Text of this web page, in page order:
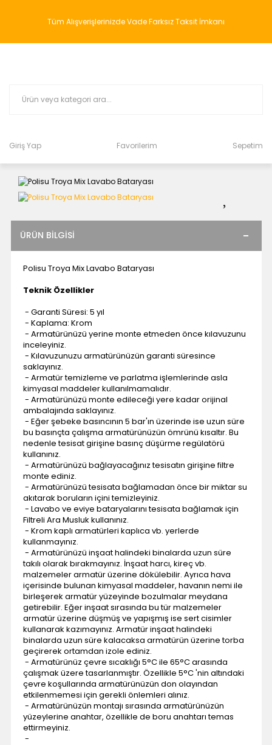
Tüm Alışverişlerinizde Vade Farksız Taksit İmkanı
Giriş Yap Favorilerim Sepetim
ÜRÜN BILGISI
Polisu Troya Mix Lavabo Bataryası
Teknik Özellikler
- Garanti Süresi: 5 yıl
- Kaplama: Krom
- Armatürünüzü yerine monte etmeden önce kılavuzunu
inceleyiniz.
- Kılavuzunuzu armatürünüzün garanti süresince
saklayınız.
- Armatür temizleme ve parlatma işlemlerinde asla
kimyasal maddeler kullanılmamalıdır.
- Armatürünüzü monte edileceği yere kadar orijinal
ambalajında saklayınız.
- Eğer şebeke basıncının 5 bar'ın üzerinde ise uzun süre
bu basınçta çalışma armatürünüzün ömrünü kısaltır. Bu
nedenle tesisat girişine basınç düşürme regülatörü
kullanınız.
- Armatürünüzü bağlayacağınız tesisatın girişine filtre
monte ediniz.
- Armatürünüzü tesisata bağlamadan önce bir miktar su
akıtarak boruların içini temizleyiniz.
- Lavabo ve eviye bataryalarını tesisata bağlamak için
Filtreli Ara Musluk kullanınız.
- Krom kaplı armatürleri kaplıca vb. yerlerde
kullanmayınız.
- Armatürünüzü inşaat halindeki binalarda uzun süre
takılı olarak bırakmayınız. İnşaat harcı, kireç vb.
malzemeler armatür üzerine dökülebilir. Ayrıca hava
içerisinde bulunan kimyasal maddeler, havanın nemi ile
birleşerek armatür yüzeyinde bozulmalar meydana
getirebilir. Eğer inşaat sırasında bu tür malzemeler
armatür üzerine düşmüş ve yapışmış ise sert cisimler
kullanarak kazımayınız. Armatür inşaat halindeki
binalarda uzun süre kalacaksa armatürün üzerine torba
geçirerek ortamdan izole ediniz.
- Armatürünüz çevre sıcaklığı 5°C ile 65°C arasında
çalışmak üzere tasarlanmıştır. Özellikle 5°C 'nin altındaki
çevre koşullarında armatürünüzün don olayından
etkilenmemesi için gerekli önlemleri alınız.
- Armatürünüzün montajı sırasında armatürünüzün
yüzeylerine anahtar, özellikle de boru anahtarı temas
ettirmeyiniz.
-